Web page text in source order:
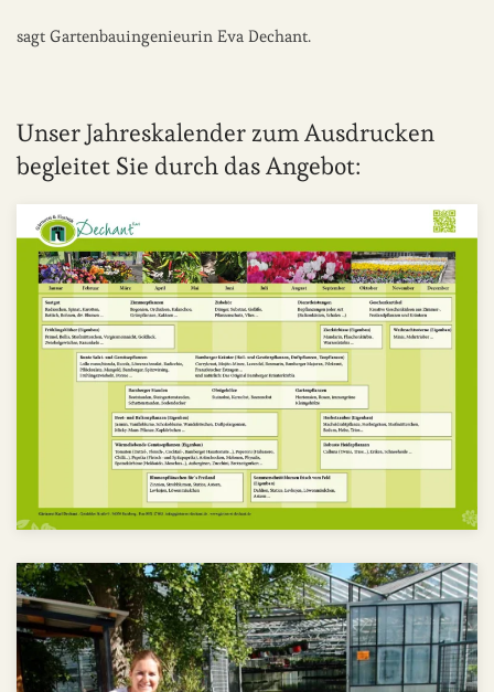
sagt Gartenbauingenieurin Eva Dechant.
Unser Jahreskalender zum Ausdrucken
begleitet Sie durch das Angebot: